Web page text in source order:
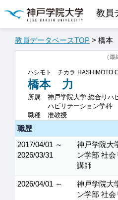
教員
教員データベースTOP > 橋本
（
ハシモト チカラ HASHIMOTO
橋本 力
所属
神戸学院大学 総合リハ
ハビリテーション学科
職種
准教授
職歴
2017/04/01 ～
2026/03/31
神戸学院大
ン学部 社
講師
2026/04/01 ～
神戸学院大
ン学部 社